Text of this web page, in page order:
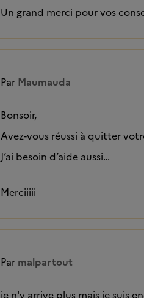
Un grand merci pour vos
Par Maumauda
Bonsoir,
Avez-vous réussi à quitter
J’ai besoin d’aide aussi…
Merciiiii
Par malpartout